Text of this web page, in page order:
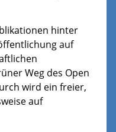
hinter
auf
Weg des Open
wird ein freier,
auf